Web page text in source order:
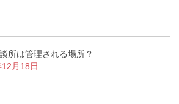
所は管理される場所？
月18日